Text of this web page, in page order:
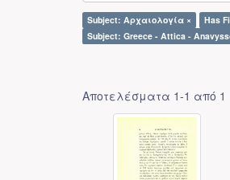
Subject: Αρχαιολογία × Has
Subject: Greece - Attica -
Αποτελέσματα 1-1 από 1